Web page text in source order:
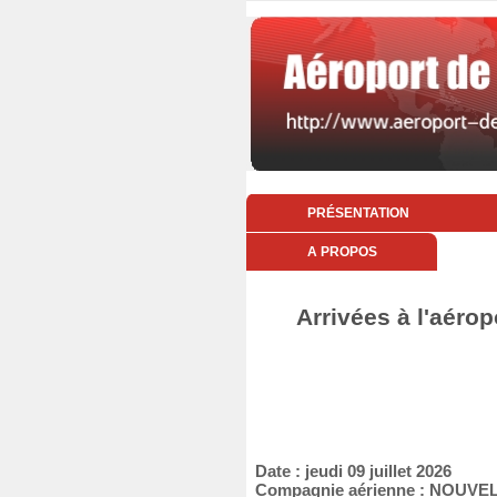
PRÉSENTATION
A PROPOS
Arrivées à
Date : jeudi 09 juillet 2026
Compagnie aérienne :